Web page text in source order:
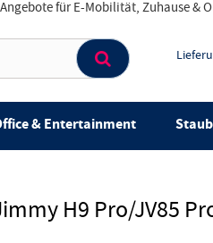
& Entertainment
H9 Pro/JV85